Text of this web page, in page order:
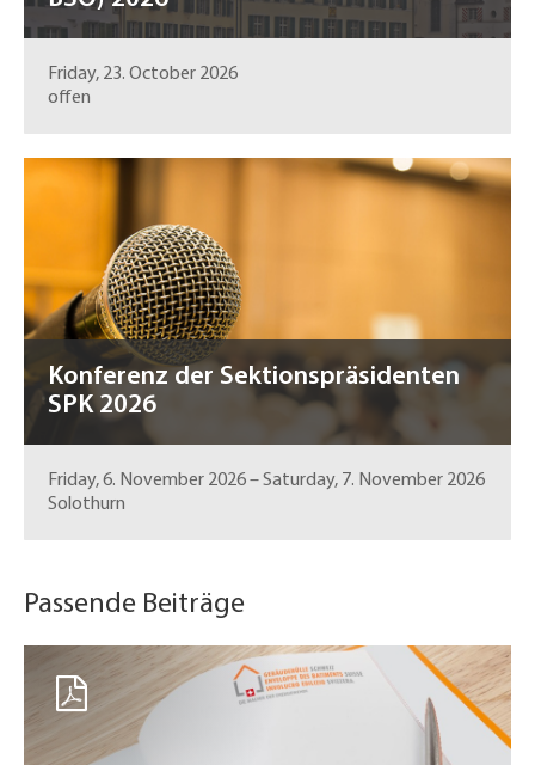
Friday, 23. October 2026
offen
Konferenz der Sektionspräsidenten
SPK 2026
Friday, 6. November 2026–Saturday, 7. November 2026
Solothurn
Passende Beiträge